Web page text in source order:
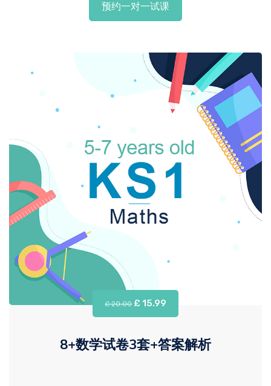
预约一对一试课
£ 20.00 £ 15.99
8+数学试卷3套+答案解析